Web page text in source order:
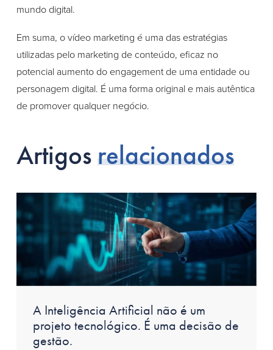
mundo digital.
Em suma, o vídeo marketing é uma das estratégias
utilizadas pelo marketing de conteúdo, eficaz no
potencial aumento do engagement de uma entidade ou
personagem digital. É uma forma original e mais autêntica
de promover qualquer negócio.
Artigosrelacionados
A Inteligência Artificial não é um
projeto tecnológico. É uma decisão de
gestão.